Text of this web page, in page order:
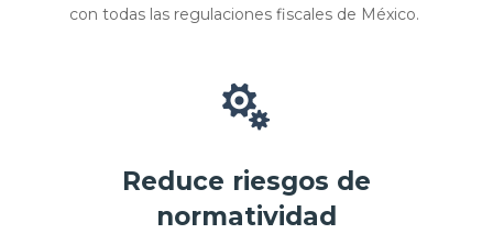
con todas las regulaciones fiscales de México.

Reduce riesgos de
normatividad